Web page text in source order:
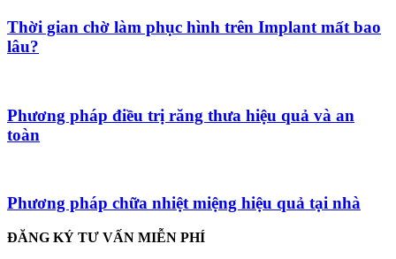
Thời gian chờ làm phục hình trên Implant mất bao
lâu?
Phương pháp điều trị răng thưa hiệu quả và an
toàn
Phương pháp chữa nhiệt miệng hiệu quả tại nhà
ĐĂNG KÝ TƯ VẤN MIỄN PHÍ